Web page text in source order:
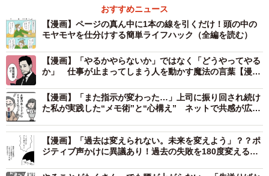
おすすめニュース
【漫画】ページの真ん中に1本の線を引くだけ！頭の中の
モヤモヤを仕分けする簡単ライフハック（全編を読む）
【漫画】「やるかやらないか」ではなく「どうやってやる
か」 仕事が止まってしまう人を動かす魔法の言葉【漫
【漫画】「また指示が変わった…」上司に振り回され続け
た私が実践した“メモ術”と“心構え” ネットで共感が広が
【漫画】「過去は変えられない。未来を変えよう」？？ポ
ジティブ声かけに異議あり！過去の失敗を180度変える発